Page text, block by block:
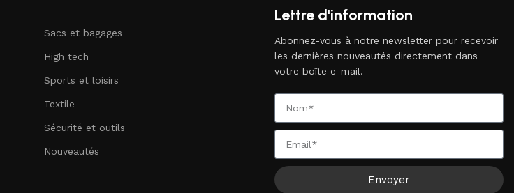
Sacs et bagages
High tech
Sports et loisirs
Textile
Sécurité et outils
Nouveautés
Lettre d'information
Abonnez-vous à notre newsletter pour recevoir
les dernières nouveautés directement dans
votre boîte e-mail.
Envoyer